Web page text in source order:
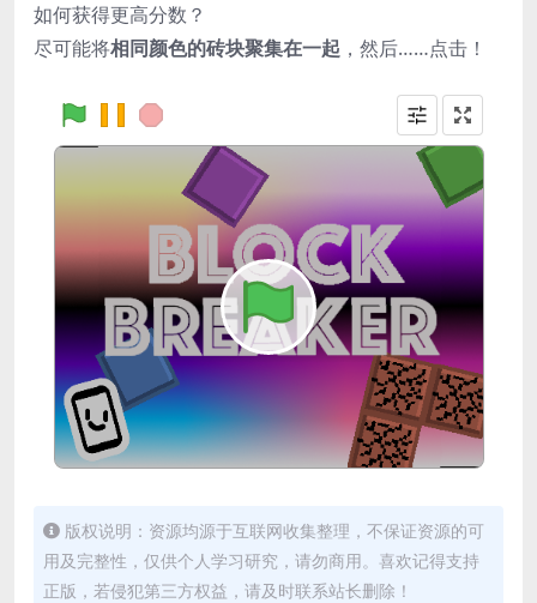
如何获得更高分数？
尽可能将相同颜色的砖块聚集在一起 ，然后……点击！
版权说明：资源均源于互联网收集整理，不保证资源的可
用及完整性，仅供个人学习研究，请勿商用。喜欢记得支持
正版，若侵犯第三方权益，请及时联系站长删除！